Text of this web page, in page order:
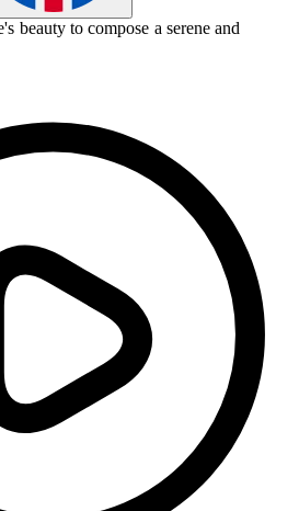
beauty tocompose a serene and